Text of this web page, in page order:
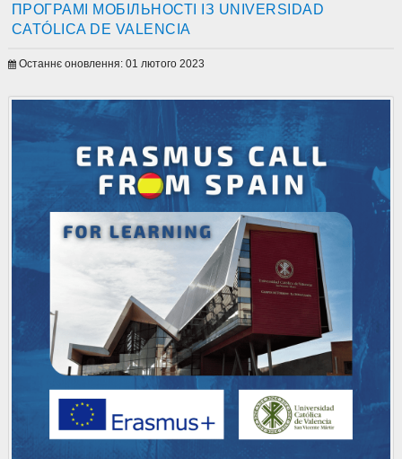
ПРОГРАМІ МОБІЛЬНОСТІ ІЗ UNIVERSIDAD
CATÓLICA DE VALENCIA
Останнє оновлення: 01 лютого 2023